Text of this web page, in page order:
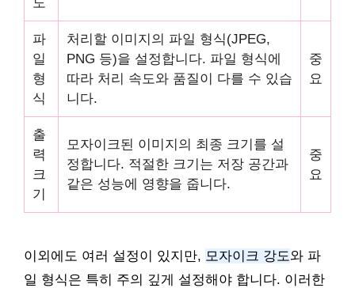
파
일
형
식
처리할 이미지의 파일 형식(JPEG,
PNG 등)을 설정합니다. 파일 형식에
따라 처리 속도와 품질이 다를 수 있습
니다.
중
요
출
력
크
기
모자이크된 이미지의 최종 크기를 설
정합니다. 적절한 크기는 저장 공간과
같은 성능에 영향을 줍니다.
중
요
이외에도 여러 설정이 있지만, 모자이크 강도와 파
일 형식은 특히 주의 깊게 설정해야 합니다. 이러한